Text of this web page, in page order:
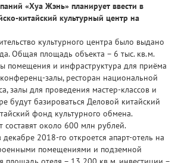
«Хуа Жэнь» планирует ввести в
китайский культурный центр на
культурного центра было выдано
Общая площадь объекта – 6 тыс. кв.м.
помещения и инфраструктура для приёма
залы, ресторан национальной
залы для проведения мастер-классов и
будут базироваться Деловой китайский
фонд культурного обмена.
составят около 600 млн рублей.
2018-го откроется апарт-отель на
помещениями и подземной